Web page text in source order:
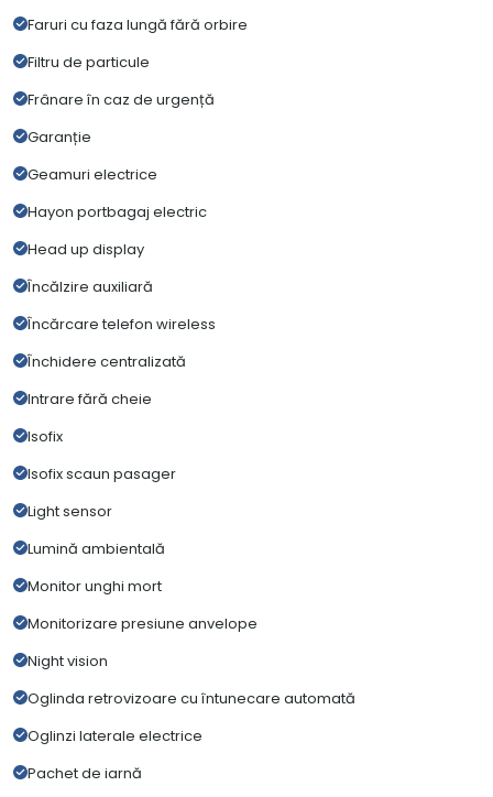
Faruri cu faza lungă fără orbire
Filtru de particule
Frânare în caz de urgență
Garanție
Geamuri electrice
Hayon portbagaj electric
Head up display
Încălzire auxiliară
Încărcare telefon wireless
Închidere centralizată
Intrare fără cheie
Isofix
Isofix scaun pasager
Light sensor
Lumină ambientală
Monitor unghi mort
Monitorizare presiune anvelope
Night vision
Oglinda retrovizoare cu întunecare automată
Oglinzi laterale electrice
Pachet de iarnă